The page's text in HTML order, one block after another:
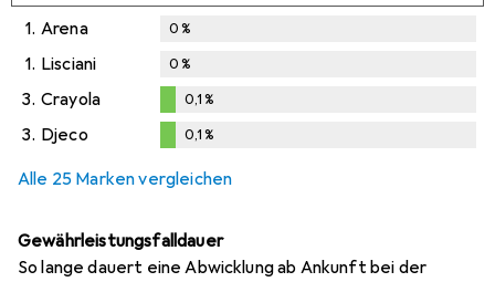
1. Arena 0%
1. Lisciani 0%
3. Crayola
%
0,1%
3. Djeco 0,1%
Alle 25 Marken vergleichen
Gewährleistungsfalldauer
So lange dauert eine Abwicklung ab Ankunft bei der